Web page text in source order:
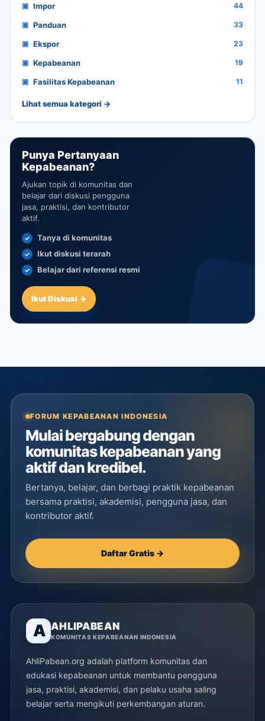
Impor 44
Panduan 33
Ekspor 23
Kepabeanan 19
Fasilitas Kepabeanan 11
Lihat semua kategori →
Punya Pertanyaan
Kepabeanan?
Ajukan topik di komunitas dan
belajar dari diskusi pengguna
jasa, praktisi, dan kontributor
aktif.
Tanya di komunitas
Ikut diskusi terarah
Belajar dari referensi resmi
Ikut Diskusi →
FORUM KEPABEANAN INDONESIA
Mulai bergabung dengan
komunitas kepabeanan yang
aktif dan kredibel.
Bertanya, belajar, dan berbagi praktik kepabeanan
bersama praktisi, akademisi, pengguna jasa, dan
kontributor aktif.
Daftar Gratis →
A AHLIPABEAN
KOMUNITAS KEPABEANAN INDONESIA
AhliPabean.org adalah platform komunitas dan
edukasi kepabeanan untuk membantu pengguna
jasa, praktisi, akademisi, dan pelaku usaha saling
belajar serta mengikuti perkembangan aturan.